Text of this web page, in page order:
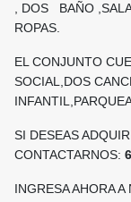
, DOS BAÑO
ROPAS.
EL CONJUNTO
SOCIAL,DOS
SI DESEAS
CONTACTARNOS:
INGRESA AHORA